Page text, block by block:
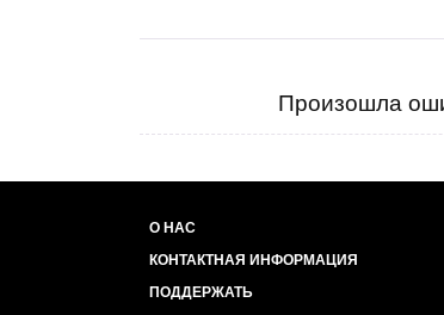
Произошла
О НАС
КОНТАКТНАЯ ИНФОРМАЦИЯ
ПОДДЕРЖАТЬ